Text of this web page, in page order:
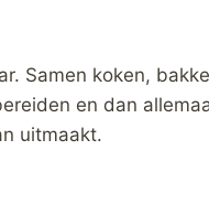
Samen koken,
en dan
uitmaakt.